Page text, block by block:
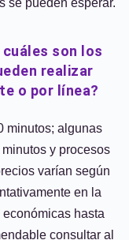
se pueden esperar.
son los
realizar
o por línea?
minutos; algunas
y procesos
varían según
en la
hasta
consultar al